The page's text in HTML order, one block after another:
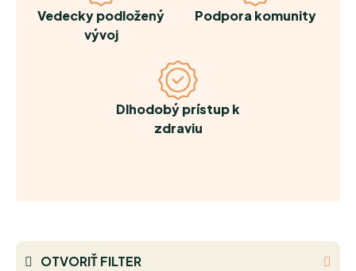
Vedecky podložený
vývoj
Podpora komunity
Dlhodobý prístup k
zdraviu
OTVORIŤ FILTER